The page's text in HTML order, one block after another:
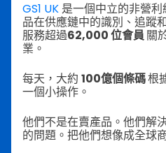
GS1 UK是一個中立的非營
品在供應鏈中的識別、追蹤
服務超過62,000 位會員關
業。
每天，大約 100億個條碼根
一個小操作。
他們不是在賣產品。他們解
的問題。把他們想像成全球